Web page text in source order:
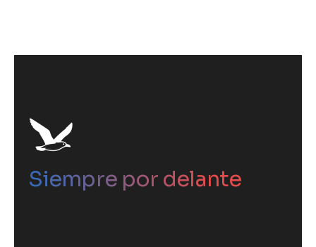
Siempre por delante